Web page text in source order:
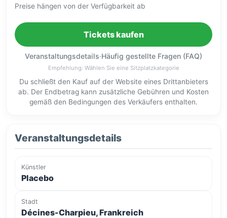
Preise hängen von der Verfügbarkeit ab
Tickets kaufen
Veranstaltungsdetails·Häufig gestellte Fragen (FAQ)
Empfehlung: Wählen Sie eine Sitzplatzkategorie
Du schließt den Kauf auf der Website eines Drittanbieters
ab. Der Endbetrag kann zusätzliche Gebühren und Kosten
gemäß den Bedingungen des Verkäufers enthalten.
Veranstaltungsdetails
Künstler
Placebo
Stadt
Décines-Charpieu, Frankreich